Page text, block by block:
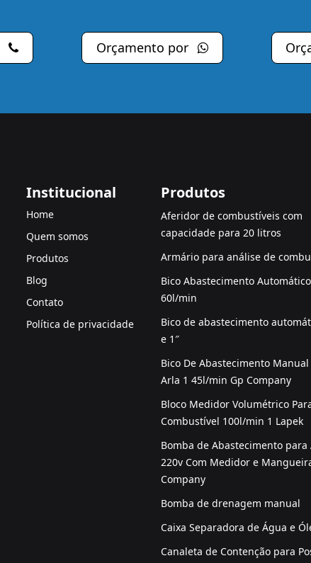
Orçamento por
Institucional
Home
Quem somos
Produtos
Blog
Contato
Política de privacidade
Produtos
Aferidor de combustíveis com
capacidade para 20 litros
Armário para análise de
Bico Abastecimento
60l/min
Bico de abastecimento
e 1″
Bico De Abastecimento Manual
Arla 1 45l/min Gp Company
Bloco Medidor Volumétrico
Combustível 100l/min 1 Lapek
Bomba de Abastecimento para
220v Com Medidor e
Company
Bomba de drenagem manual
Caixa Separadora de Água e
Canaleta de Contenção para